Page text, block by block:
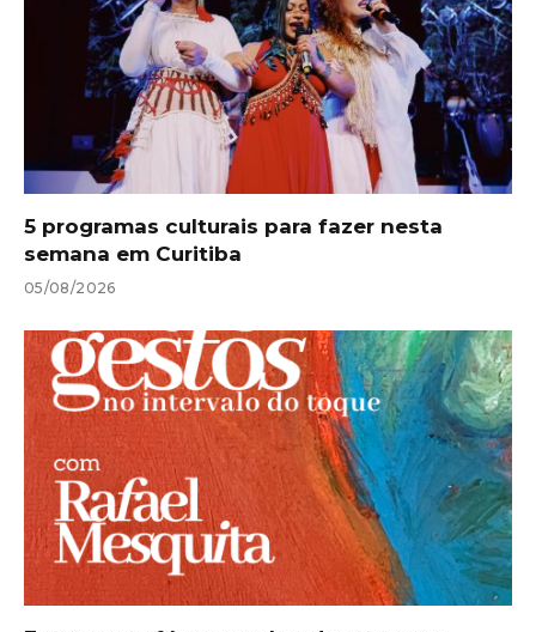
5 programas culturais para fazer nesta
semana em Curitiba
05/08/2026